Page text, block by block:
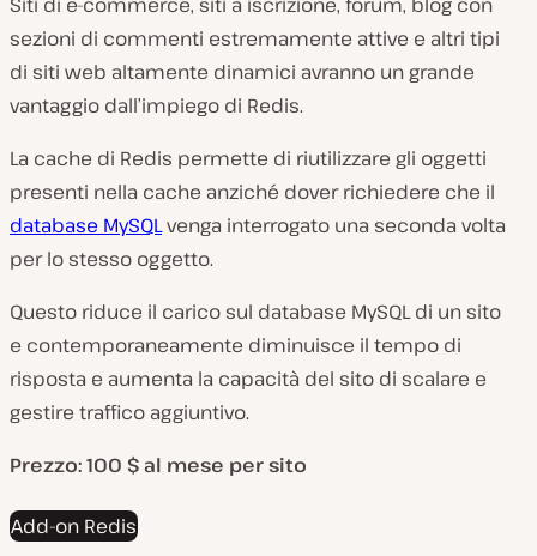
sezioni di commenti estremamente attive e altri tipi
di siti web altamente dinamici avranno un grande
vantaggio dall’impiego di Redis.
La cache di Redis permette di riutilizzare gli oggetti
presenti nella cache anziché dover richiedere che il
database MySQLvenga interrogato una seconda volta
per lo stesso oggetto.
Questo riduce il carico sul database MySQL di un sito
e contemporaneamente diminuisce il tempo di
risposta e aumenta la capacità del sito di scalare e
gestire traffico aggiuntivo.
Prezzo: 100 $ al mese per sito
Add-on Redis